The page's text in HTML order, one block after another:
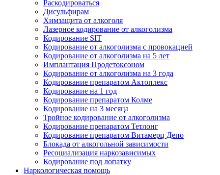
Раскодироваться
Дисульфирам
Химзащита от алкоголя
Лазерное кодирование от алкоголизма
Кодирование SIT
Кодирование от алкоголизма с провокацией
Кодирование от алкоголизма на 5 лет
Имплантация Продетоксоном
Кодирование от алкоголизма на 3 года
Кодирование препаратом Актоплекс
Кодирование на 1 год
Кодирование препаратом Колме
Кодирование на 3 месяца
Тройное кодирование от алкоголизма
Кодирование препаратом Тетлонг
Кодирование препаратом Витамерц Депо
Блокада от алкогольной зависимости
Ресоциализация наркозависимых
Кодирование под лопатку
Наркологическая помощь